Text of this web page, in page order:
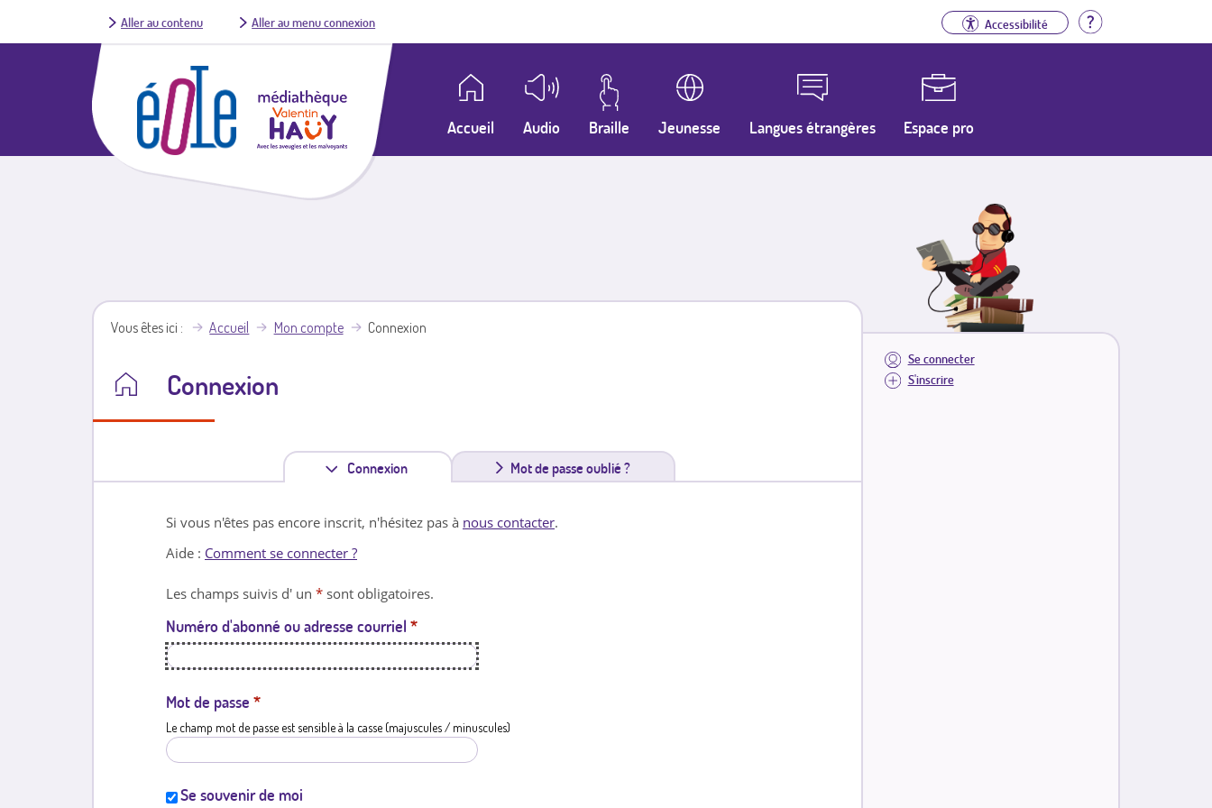
Aller au contenu Aller au menu connexion Accessibilité Aide
Accueil Audio Braille Jeunesse Langues étrangères Espace pro
Se connecter
S'inscrire
Vous êtes ici Accueil Mon compte Connexion
Connexion
Connexion
n
l
e
Mot de passe oublié ?
Si vous n'êtes pas encore inscrit, n'hésitez pas à nous contacter.
Aide : Comment se connecter ?
Les champs suivis d' un * sont obligatoires.
Numéro d'abonné ou adresse courriel *
Mot de passe *
Le champ mot de passe est sensible à la casse (majuscules / minuscules)
Se souvenir de moi